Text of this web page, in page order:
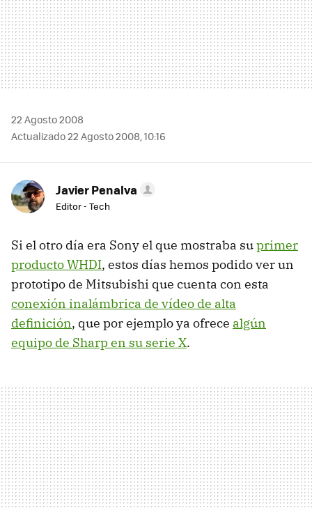
22 Agosto 2008
Actualizado 22 Agosto 2008, 10:16
Javier Penalva
Editor - Tech
Si el otro día era Sony el que mostraba suprimer
producto WHDI, estos días hemos podido ver un
prototipo de Mitsubishi que cuenta con esta
conexión inalámbrica de vídeo de alta
definición, que por ejemplo ya ofrece algún
equipo de Sharp en su serie X.